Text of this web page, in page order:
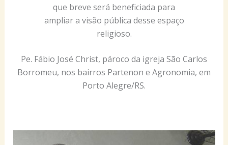
que breve será beneficiada para
ampliar a visão pública desse espaço
religioso.
Pe. Fábio José Christ, pároco da igreja São Carlos
Borromeu, nos bairros Partenon e Agronomia, em
Porto Alegre/RS.